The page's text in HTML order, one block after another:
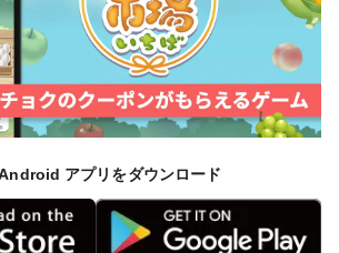
アプリをダウンロード